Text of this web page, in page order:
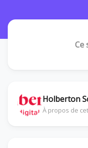
Ce
Holberton
À propos de